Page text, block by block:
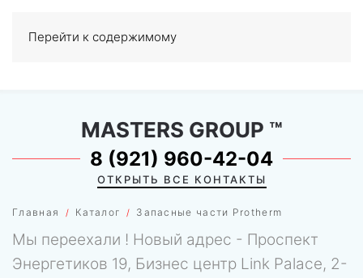
Перейти к содержимому
0
Главная Каталог Запасные части Protherm
MASTERS GROUP ™
8 (921) 960-42-04
ОТКРЫТЬ ВСЕ КОНТАКТЫ
Мы переехали ! Новый адрес - Проспект
Энергетиков 19, Бизнес центр Link Palace, 2-